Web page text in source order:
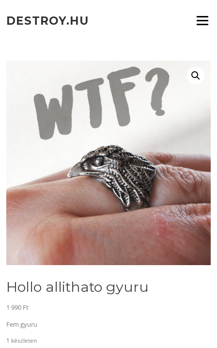
tartalomra
DESTROY.HU Menü
Hollo allithato gyuru
1 990 Ft
Fem gyuru
1 készleten